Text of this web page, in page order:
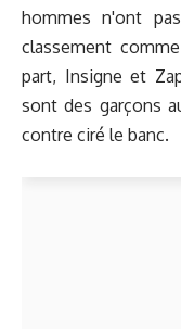
hommes n'ont
classement
part, Insigne et
sont des garçons
contre ciré le banc.